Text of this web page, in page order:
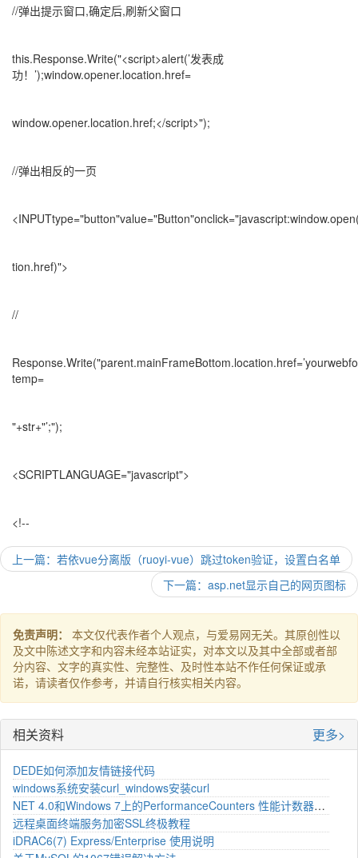
//弹出提示窗口,确定后,刷新父窗口
this.Response.Write("<script>alert(’发表成
功！’);window.opener.location.href=
window.opener.location.href;</script>");
//弹出相反的一页
tion.href)">
//
temp=
"+str+"’;");
<SCRIPTLANGUAGE="javascript">
<!--
上一篇：若依vue分离版（ruoyi-vue）跳过token验证，设置白名单
下一篇：asp.net显示自己的网页图标
免责声明：
本文仅代表作者个人观点，与爱易网无关。其原创性以
及文中陈述文字和内容未经本站证实，对本文以及其中全部或者部
分内容、文字的真实性、完整性、及时性本站不作任何保证或承
诺，请读者仅作参考，并请自行核实相关内容。
相关资料 更多>
DEDE如何添加友情链接代码
windows系统安装curl_windows安装curl
NET 4.0和Windows 7上的PerformanceCounters 性能计数器修复
远程桌面终端服务加密SSL终极教程
iDRAC6(7) Express/Enterprise 使用说明